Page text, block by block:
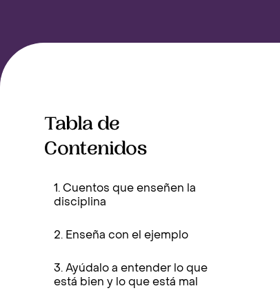
Tabla de
Contenidos
1. Cuentos que enseñen la
disciplina
2. Enseña con el ejemplo
3. Ayúdalo a entender lo que
está bien y lo que está mal